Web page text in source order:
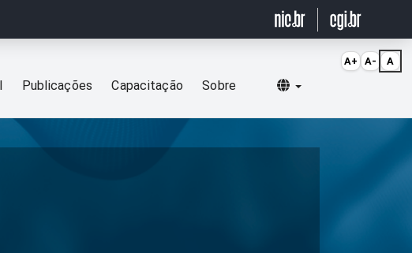
Publicações Capacitação Sobre Selecionar idioma
A+ A- A